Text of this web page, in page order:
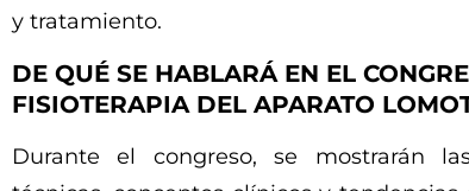
y tratamiento.
DE QUÉ SE HABLARÁ EN EL
FISIOTERAPIA DEL APARATO
Durante el congreso, se mostrarán